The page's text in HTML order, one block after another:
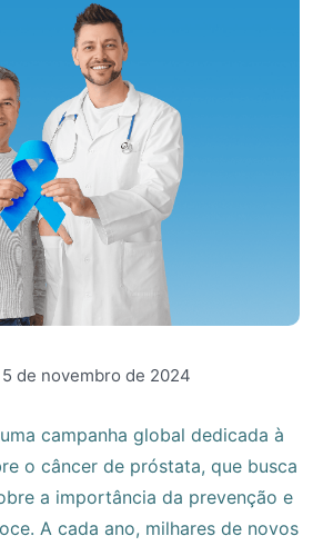
5 de novembro de 2024
campanha global dedicada à
o câncer de próstata, que busca
a importância da prevenção e
A cada ano, milhares de novos